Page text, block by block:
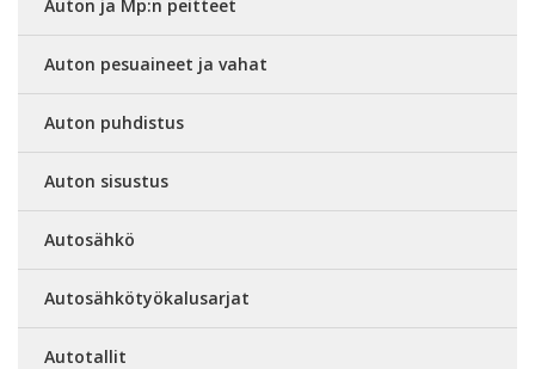
Auton ja Mp:n peitteet
Auton pesuaineet ja vahat
Auton puhdistus
Auton sisustus
Autosähkö
Autosähkötyökalusarjat
Autotallit